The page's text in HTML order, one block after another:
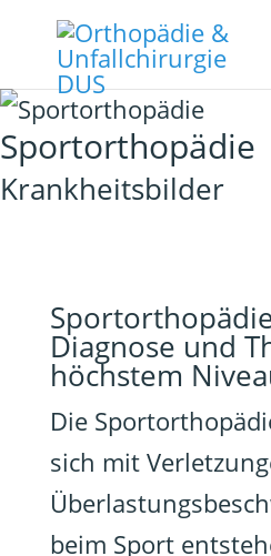
Sportorthopädie
Krankheitsbilder
Diagnose und
höchstem
Die
sich mit
beim Sport